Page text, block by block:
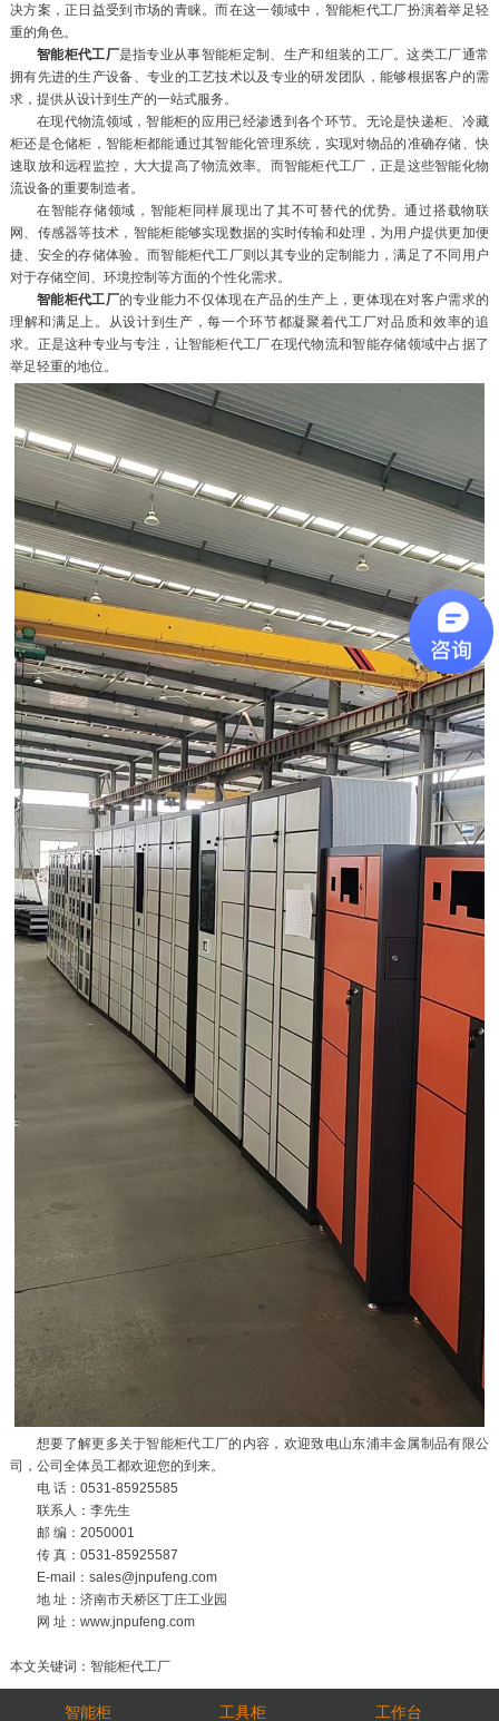
决方案，正日益受到市场的青睐。而在这一领域中，智能柜代工厂扮演着举足轻
重的角色。
智能柜代工厂是指专业从事智能柜定制、生产和组装的工厂。这类工厂通常
拥有先进的生产设备、专业的工艺技术以及专业的研发团队，能够根据客户的需
求，提供从设计到生产的一站式服务。
在现代物流领域，智能柜的应用已经渗透到各个环节。无论是快递柜、冷藏
柜还是仓储柜，智能柜都能通过其智能化管理系统，实现对物品的准确存储、快
速取放和远程监控，大大提高了物流效率。而智能柜代工厂，正是这些智能化物
流设备的重要制造者。
在智能存储领域，智能柜同样展现出了其不可替代的优势。通过搭载物联
网、传感器等技术，智能柜能够实现数据的实时传输和处理，为用户提供更加便
捷、安全的存储体验。而智能柜代工厂则以其专业的定制能力，满足了不同用户
对于存储空间、环境控制等方面的个性化需求。
智能柜代工厂的专业能力不仅体现在产品的生产上，更体现在对客户需求的
理解和满足上。从设计到生产，每一个环节都凝聚着代工厂对品质和效率的追
求。正是这种专业与专注，让智能柜代工厂在现代物流和智能存储领域中占据了
举足轻重的地位。
想要了解更多关于智能柜代工厂的内容，欢迎致电山东浦丰金属制品有限公
司，公司全体员工都欢迎您的到来。
电 话：0531-85925585
联系人：李先生
邮 编：2050001
传 真：0531-85925587
E-mail：sales@jnpufeng.com
地 址：济南市天桥区丁庄工业园
网 址：www.jnpufeng.com
本文关键词：智能柜代工厂
智能柜 工具柜 工作台